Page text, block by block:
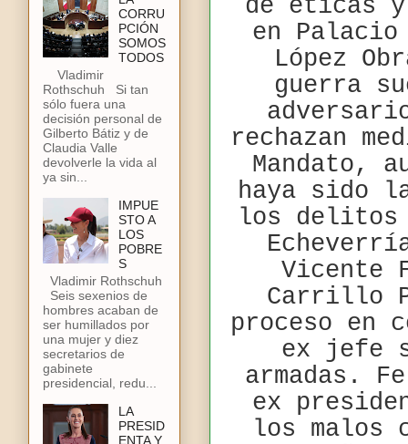
de éticas y
en
López
guerra
rechazan
Mandato,
haya sido
los delitos
Vicente
Carrillo
proceso en
ex jefe
armadas.
ex
los malos
CORRU
PCIÓN
SOMOS
TODOS
Vladimir
Rothschuh Si tan
sólo fuera una
decisión personal de
Gilberto Bátiz y de
Claudia Valle
devolverle la vida al
ya sin...
IMPUE
STO A
LOS
POBRE
S
Vladimir Rothschuh
Seis sexenios de
hombres acaban de
ser humillados por
una mujer y diez
secretarios de
gabinete
presidencial, redu...
LA
PRESID
ENTA Y